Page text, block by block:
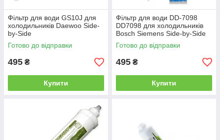
Фільтр для води GS10J для
холодильників Daewoo Side-
by-Side
Готово до відправки
495 ₴
Купити
Фільтр для води DD-7098
DD7098 для холодильників
Bosch Siemens Side-by-Side
Готово до відправки
495 ₴
Купити